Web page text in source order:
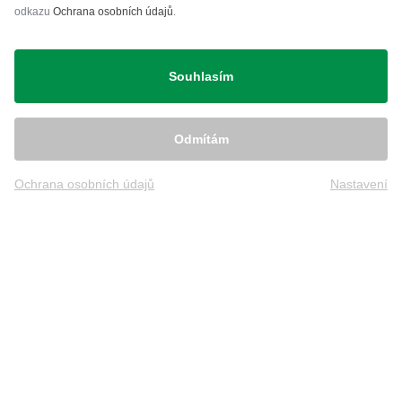
Přeprava
odkazu Ochrana osobních údajů.
Souhlasím
Odmítám
Ochrana osobních údajů Nastavení